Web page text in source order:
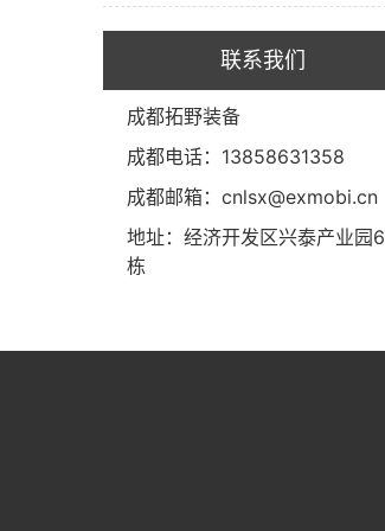
联系我们
成都拓野装备
成都电话：13858631358
成都邮箱：cnlsx@exmobi.cn
地址：经济开发区兴泰产业园6
栋